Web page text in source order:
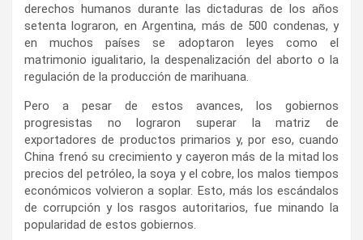
derechos humanos durante las dictaduras de los años
setenta lograron, en Argentina, más de 500 condenas, y
en muchos países se adoptaron leyes como el
matrimonio igualitario, la despenalización del aborto o la
regulación de la producción de marihuana.
Pero a pesar de estos avances, los gobiernos
progresistas no lograron superar la matriz de
exportadores de productos primarios y, por eso, cuando
China frenó su crecimiento y cayeron más de la mitad los
precios del petróleo, la soya y el cobre, los malos tiempos
económicos volvieron a soplar. Esto, más los escándalos
de corrupción y los rasgos autoritarios, fue minando la
popularidad de estos gobiernos.